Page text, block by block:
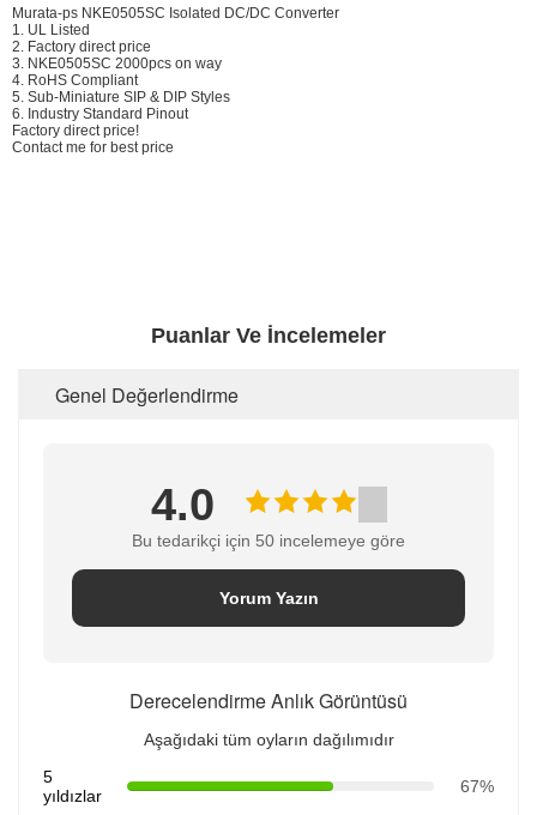
Murata-ps NKE0505SC Isolated DC/DC Converter
1. UL Listed
2. Factory direct price
3. NKE0505SC 2000pcs on way
4. RoHS Compliant
5. Sub-Miniature SIP & DIP Styles
6. Industry Standard Pinout
Factory direct price!
Contact me for best price
Puanlar Ve İncelemeler
Genel Değerlendirme
4.0
Bu tedarikçi için 50 incelemeye göre
Yorum Yazın
Derecelendirme Anlık Görüntüsü
Aşağıdaki tüm oyların dağılımıdır
5
yıldızlar
67%